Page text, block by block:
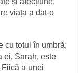
viața a dat-o
cu totul în umbră;
ei, Sarah, este
a unei